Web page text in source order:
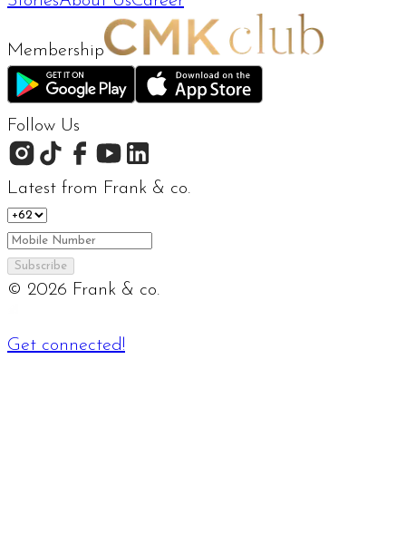
Membership
Follow Us
Latest from Frank & co.
Subscribe
© 2026 Frank & co.
Get connected!